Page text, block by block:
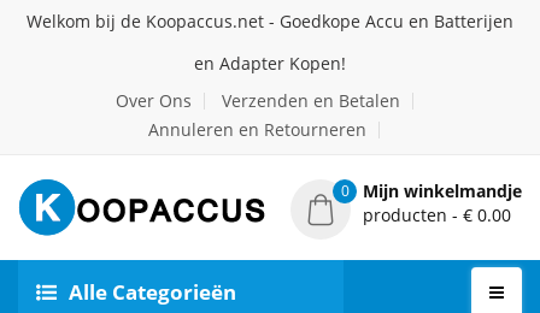
Welkom bij de Koopaccus.net - Goedkope Accu en Batterijen
en Adapter Kopen!
Over Ons
Verzenden en Betalen
Annuleren en Retourneren
0
Mijn winkelmandje
producten - € 0.00
Alle Categorieën